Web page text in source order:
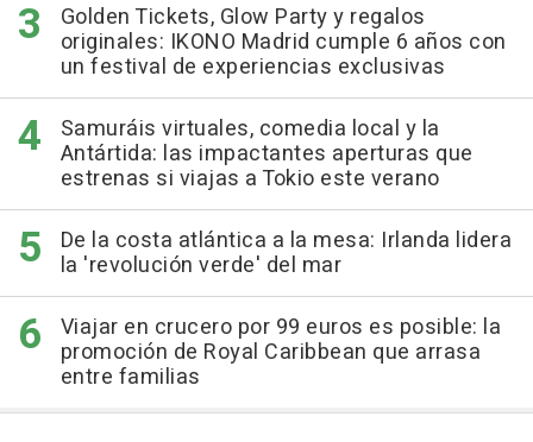
Golden Tickets, Glow Party y regalos
originales: IKONO Madrid cumple 6 años con
un festival de experiencias exclusivas
Samuráis virtuales, comedia local y la
Antártida: las impactantes aperturas que
estrenas si viajas a Tokio este verano
De la costa atlántica a la mesa: Irlanda lidera
la 'revolución verde' del mar
Viajar en crucero por 99 euros es posible: la
promoción de Royal Caribbean que arrasa
entre familias